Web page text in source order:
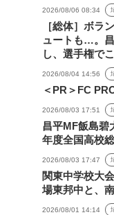
2026/08/06 08:34
［総体］ボラ
ュートも…。
し、選手権で
2026/08/04 14:56
＜PR＞FC
2026/08/03 17:51
昌平MF飯島碧
年度全国高校
2026/08/03 17:47
関東中学校大
場東邦中と、
2026/08/01 14:14